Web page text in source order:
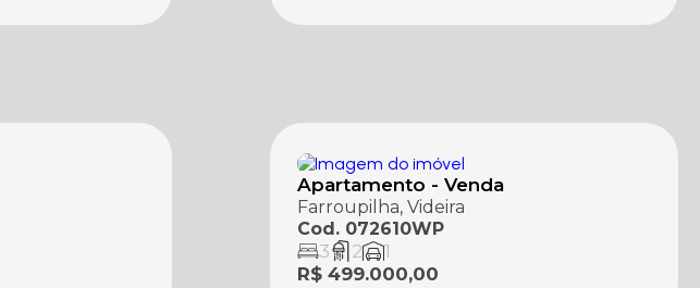
Apartamento - Venda
Farroupilha, Videira
Cod. 072610WP
3 2
1
R$ 499.000,00